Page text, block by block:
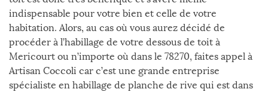
indispensable pour votre bien et celle de votre
habitation. Alors, au cas où vous aurez décidé de
procéder à l’habillage de votre dessous de toit à
Mericourt ou n’importe où dans le 78270, faites appel à
Artisan Coccoli car c’est une grande entreprise
spécialiste en habillage de planche de rive qui est dans